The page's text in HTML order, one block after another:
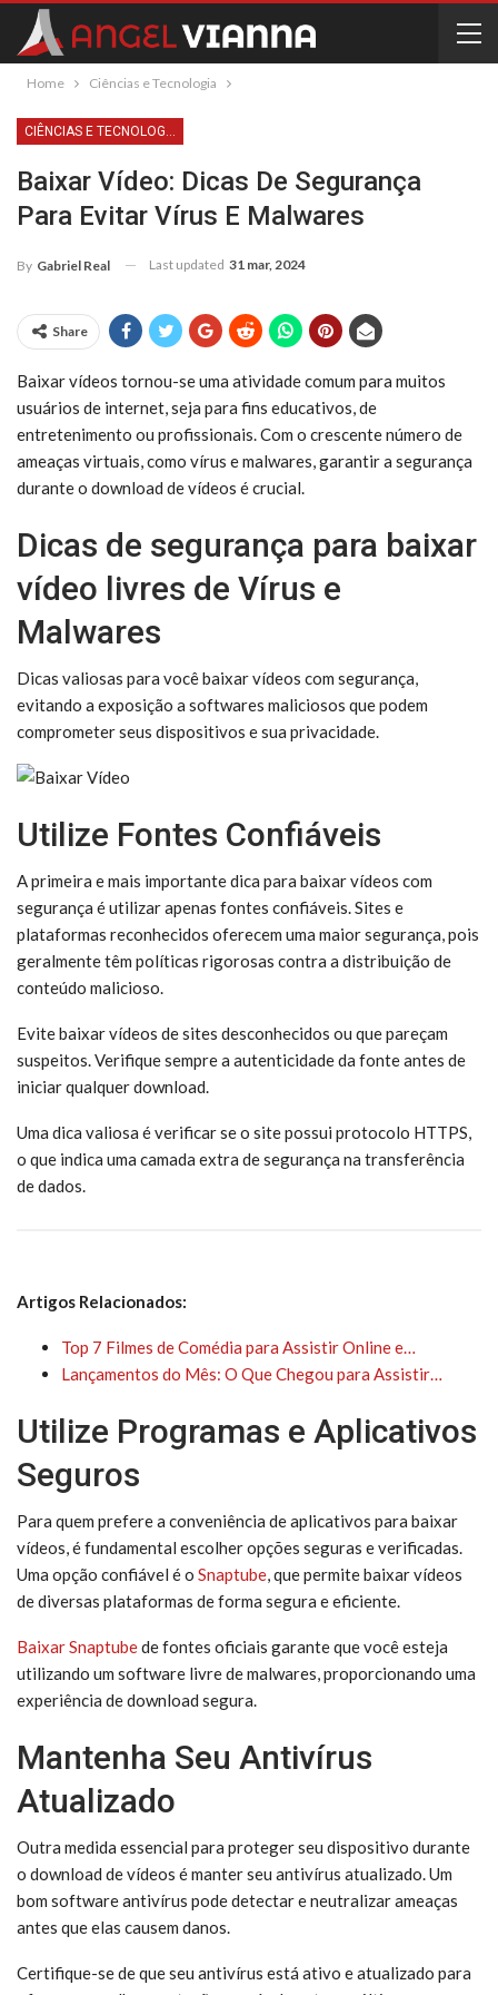
Home Ciências e Tecnologia
CIÊNCIAS E TECNOLOGIA
Baixar Vídeo: Dicas De Segurança
Para Evitar Vírus E Malwares
By Gabriel Real Last updated 31 mar, 2024
Share
Baixar vídeos tornou-se uma atividade comum para muitos
usuários de internet, seja para fins educativos, de
entretenimento ou profissionais. Com o crescente número de
ameaças virtuais, como vírus e malwares, garantir a segurança
durante o download de vídeos é crucial.
Dicas de segurança para baixar
vídeo livres de Vírus e
Malwares
Dicas valiosas para você baixar vídeos com segurança,
evitando a exposição a softwares maliciosos que podem
comprometer seus dispositivos e sua privacidade.
Utilize Fontes Confiáveis
A primeira e mais importante dica para baixar vídeos com
segurança é utilizar apenas fontes confiáveis. Sites e
plataformas reconhecidos oferecem uma maior segurança, pois
geralmente têm políticas rigorosas contra a distribuição de
conteúdo malicioso.
Evite baixar vídeos de sites desconhecidos ou que pareçam
suspeitos. Verifique sempre a autenticidade da fonte antes de
iniciar qualquer download.
Uma dica valiosa é verificar se o site possui protocolo HTTPS,
o que indica uma camada extra de segurança na transferência
de dados.
Artigos Relacionados:
Top 7 Filmes de Comédia para Assistir Online e…
Lançamentos do Mês: O Que Chegou para Assistir…
Utilize Programas e Aplicativos
Seguros
Para quem prefere a conveniência de aplicativos para baixar
vídeos, é fundamental escolher opções seguras e verificadas.
Uma opção confiável é o Snaptube, que permite baixar vídeos
de diversas plataformas de forma segura e eficiente.
Baixar Snaptubede fontes oficiais garante que você esteja
utilizando um software livre de malwares, proporcionando uma
experiência de download segura.
Mantenha Seu Antivírus
Atualizado
Outra medida essencial para proteger seu dispositivo durante
o download de vídeos é manter seu antivírus atualizado. Um
bom software antivírus pode detectar e neutralizar ameaças
antes que elas causem danos.
Certifique-se de que seu antivírus está ativo e atualizado para